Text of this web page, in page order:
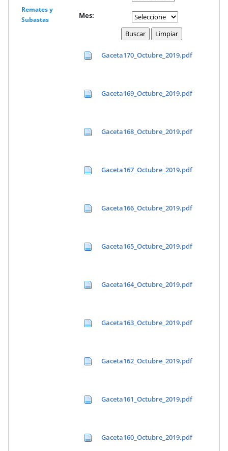
Remates y
Subastas
Mes:
Gaceta170_Octubre_2019.pdf
Gaceta169_Octubre_2019.pdf
Gaceta168_Octubre_2019.pdf
Gaceta167_Octubre_2019.pdf
Gaceta166_Octubre_2019.pdf
Gaceta165_Octubre_2019.pdf
Gaceta164_Octubre_2019.pdf
Gaceta163_Octubre_2019.pdf
Gaceta162_Octubre_2019.pdf
Gaceta161_Octubre_2019.pdf
Gaceta160_Octubre_2019.pdf